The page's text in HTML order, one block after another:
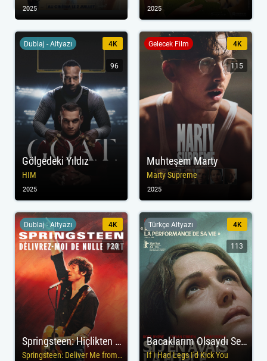
2025 2025
Gölgedeki Yıldız
HIM
Dublaj - Altyazı 4K
96
2025
Muhteşem Marty
Marty Supreme
Gelecek Film 4K
115
2025
Springsteen: Hiçlikten Kurtar Beni
Springsteen: Deliver Me from Nowhere
Dublaj - Altyazı 4K
120
Bacaklarım Olsaydı Seni Tekmelerdim
If I Had Legs I'd Kick You
Türkçe Altyazı 4K
113